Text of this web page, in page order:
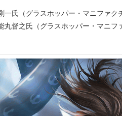
一氏（グラスホッパー・マニファク
丸督之氏（グラスホッパー・マニフ